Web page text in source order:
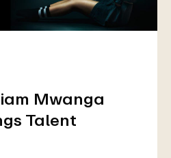
Mwanga
Talent